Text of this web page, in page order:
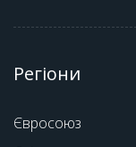
Регіони
Євросоюз